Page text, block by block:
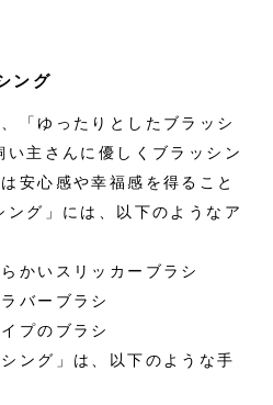
ング
「ゆったりとしたブラッシ
主さんに優しくブラッシン
安心感や幸福感を得ること
グ」には、以下のようなア
かいスリッカーブラシ
バーブラシ
プのブラシ
ング」は、以下のような手